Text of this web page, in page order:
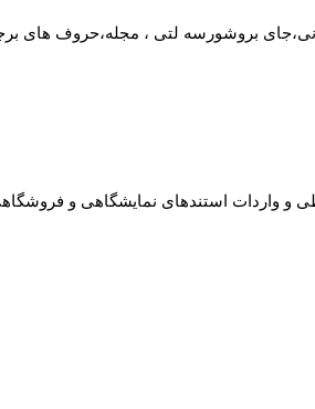
بروشورسه لتی ، مجله،حروف های
سابقه در امر تبلیغات محیطی و واردات